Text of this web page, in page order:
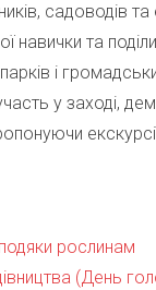
садоводів та
навички та
і
у заході,
рослинам
(День